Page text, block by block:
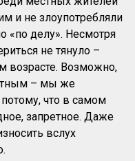
и не злоупотребляли
«по делу». Несмотря
не тянуло –
возрасте. Возможно,
– мы же
что в самом
запретное. Даже
вслух